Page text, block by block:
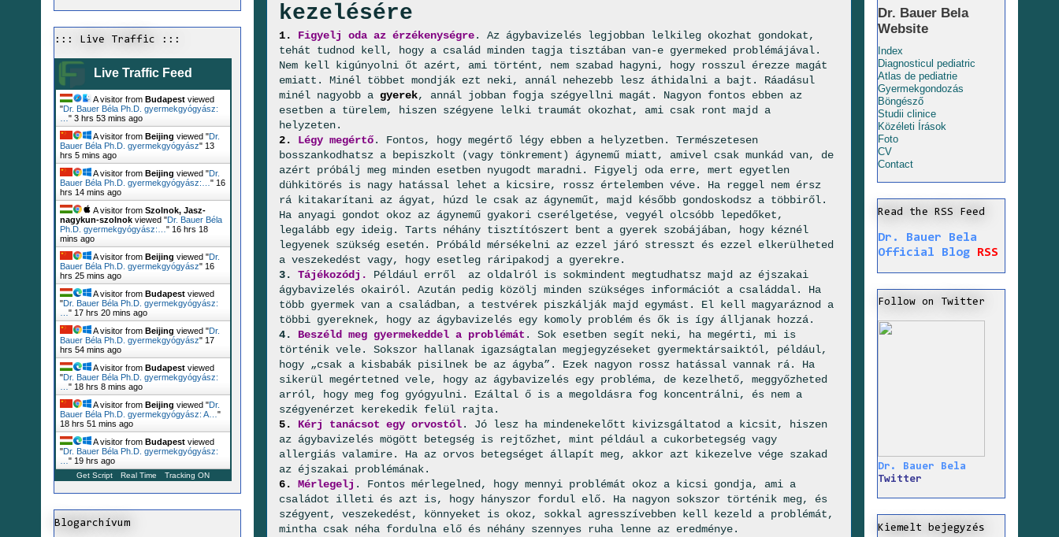
kezelésére
1. Figyelj oda az érzékenységre. Az ágybavizelés legjobban lelkileg okozhat gondokat,
tehát tudnod kell, hogy a család minden tagja tisztában van-e gyermeked problémájával.
Nem kell kigúnyolni őt azért, ami történt, nem szabad hagyni, hogy rosszul érezze magát
emiatt. Minél többet mondják ezt neki, annál nehezebb lesz áthidalni a bajt. Ráadásul
minél nagyobb a gyerek, annál jobban fogja szégyellni magát. Nagyon fontos ebben az
esetben a türelem, hiszen szégyene lelki traumát okozhat, ami csak ront majd a
helyzeten.
2.
Légy megértő. Fontos, hogy megértő légy ebben a helyzetben. Természetesen
bosszankodhatsz a bepiszkolt (vagy tönkrement) ágynemű miatt, amivel csak munkád van, de
azért próbálj meg minden esetben nyugodt maradni. Figyelj oda erre, mert egyetlen
dühkitörés is nagy hatással lehet a kicsire, rossz értelemben véve. Ha reggel nem érsz
rá kitakarítani az ágyat, húzd le csak az ágyneműt, majd később gondoskodsz a többiről.
Ha anyagi gondot okoz az ágynemű gyakori cserélgetése, vegyél olcsóbb lepedőket,
legalább egy ideig. Tarts néhány tisztítószert bent a gyerek szobájában, hogy kéznél
legyenek szükség esetén. Próbáld mérsékelni az ezzel járó stresszt és ezzel elkerülheted
a veszekedést vagy, hogy esetleg ráripakodj a gyerekre.
3. Tájékozódj.
Például erről az oldalról is sokmindent megtudhatsz majd az éjszakai
ágybavizelés okairól. Azután pedig közölj minden szükséges információt a családdal. Ha
több gyermek van a családban, a testvérek piszkálják majd egymást. El kell magyaráznod a
többi gyereknek, hogy az ágybavizelés egy komoly problém és ők is így álljanak hozzá.
4. Beszéld meg gyermekeddel a problémát . Sok esetben segít neki, ha megérti, mi is
történik vele. Sokszor hallanak igazságtalan megjegyzéseket gyermektársaiktól, például,
hogy „csak a kisbabák pisilnek be az ágyba”. Ezek nagyon rossz hatással vannak rá. Ha
sikerül megértetned vele, hogy az ágybavizelés egy probléma, de kezelhető, meggyőzheted
arról, hogy meg fog gyógyulni. Ezáltal ő is a megoldásra fog koncentrálni, és nem a
szégyenérzet kerekedik felül rajta.
5.
Kérj tanácsot egy orvostól. Jó lesz ha mindenekelőtt kivizsgáltatod a kicsit, hiszen
az ágybavizelés mögött betegség is rejtőzhet, mint például a cukorbetegség vagy
allergiás valamire. Ha az orvos betegséget állapít meg, akkor azt kikezelve vége szakad
az éjszakai problémának.
6. Mérlegelj . Fontos mérlegelned, hogy mennyi problémát okoz a kicsi gondja, ami a
családot illeti és azt is, hogy hányszor fordul elő. Ha nagyon sokszor történik meg, és
szégyent, veszekedést, könnyeket is okoz, sokkal agresszívebben kell kezeld a problémát,
mintha csak néha fordulna elő és néhány szennyes ruha lenne az eredménye.
::: Live Traffic :::
Live Traffic Feed
A visitor from Budapest viewed
"Dr. Bauer Béla Ph.D. gyermekgyógyász:
" 3 hrs 53 mins ago
A visitor from Beijing viewed "Dr.
Bauer Béla Ph.D. gyermekgyógyász" 13
hrs 5 mins ago
A visitor from Beijing viewed "Dr.
Bauer Béla Ph.D. gyermekgyógyász:… " 16
hrs 14 mins ago
A visitor from Szolnok, Jasz-
nagykun-szolnok viewed "Dr. Bauer Béla
Ph.D. gyermekgyógyász:… " 16 hrs 18
mins ago
A visitor from Beijing viewed "Dr.
Bauer Béla Ph.D. gyermekgyógyász" 16
hrs 25 mins ago
A visitor from Budapest viewed
"Dr. Bauer Béla Ph.D. gyermekgyógyász:
" 17 hrs 20 mins ago
A visitor from Beijing viewed "Dr.
Bauer Béla Ph.D. gyermekgyógyász" 17
hrs 54 mins ago
A visitor from Budapest viewed
"Dr. Bauer Béla Ph.D. gyermekgyógyász:
" 18 hrs 8 mins ago
A visitor from Beijing viewed "Dr.
Bauer Béla Ph.D. gyermekgyógyász: A… "
18 hrs 51 mins ago
A visitor from Budapest viewed
"Dr. Bauer Béla Ph.D. gyermekgyógyász:
" 19 hrs ago
Get Script Real Time Tracking ON
Blogarchívum
Dr. Bauer Bela
Website
Index
Diagnosticul pediatric
Atlas de pediatrie
Gyermekgondozás
Böngésző
Studii clinice
Közéleti Írások
Foto
CV
Contact
Read the RSS Feed
Dr. Bauer Bela
Official Blog
RSS
Follow on Twitter
Dr. Bauer Bela
Twitter
Kiemelt bejegyzés